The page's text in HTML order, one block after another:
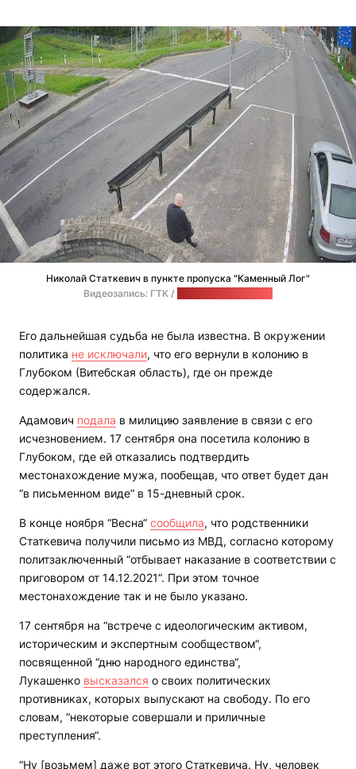
Николай Статкевич в пункте пропуска "Каменный Лог"
Видеозапись: ГТК /
Его дальнейшая судьба не была известна. В окружении
политика не исключали, что его вернули в колонию в
Глубоком (Витебская область), где он прежде
содержался.
Адамович подала в милицию заявление в связи с его
исчезновением. 17 сентября она посетила колонию в
Глубоком, где ей отказались подтвердить
местонахождение мужа, пообещав, что ответ будет дан
“в письменном виде“ в 15-дневный срок.
В конце ноября “Весна“ сообщила, что родственники
Статкевича получили письмо из МВД, согласно которому
политзаключенный “отбывает наказание в соответствии с
приговором от 14.12.2021“. При этом точное
местонахождение так и не было указано.
17 сентября на “встрече с идеологическим активом,
историческим и экспертным сообществом“,
посвященной “дню народного единства“,
Лукашенко высказался о своих политических
противниках, которых выпускают на свободу. По его
словам, “некоторые совершали и приличные
преступления“.
“Ну [возьмем] даже вот этого Статкевича. Ну, человек